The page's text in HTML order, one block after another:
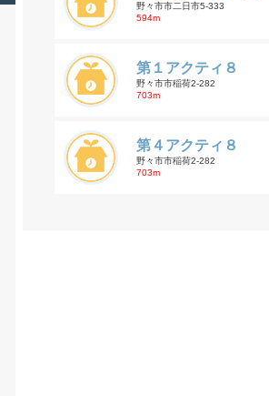
野々市市二日市5-333
594m
第１アクティ８
野々市市稲荷2-282
703m
第４アクティ８
野々市市稲荷2-282
703m